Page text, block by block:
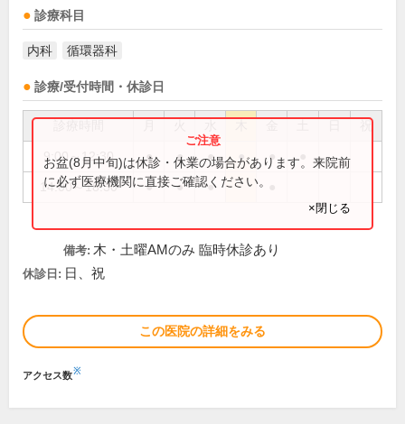
診療科目
内科 循環器科
診療/受付時間・休診日
祝
9:00～12:30 ● ● ● ● ●
14:00～18:30 ● ● ●
お盆(8月中旬)は休診・休業の場合があります。来院前
に必ず医療機関に直接ご確認ください。
×閉じる
備考: 木・土曜AMのみ 臨時休診あり
休診日: 日、祝
この医院の詳細をみる
アクセス数※